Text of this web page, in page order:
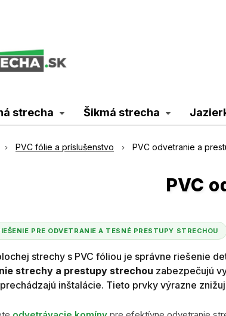
strecha Šikmá strecha
PVC fólie a príslušenstvo PVC odvetranie a
PVC
PRE ODVETRANIE A TESNÉ PRESTUPY STRECHOU
strechy s PVC fóliou je správne riešenie
strechy a prestupy strechou zabezpečujú
inštalácie. Tieto prvky výrazne